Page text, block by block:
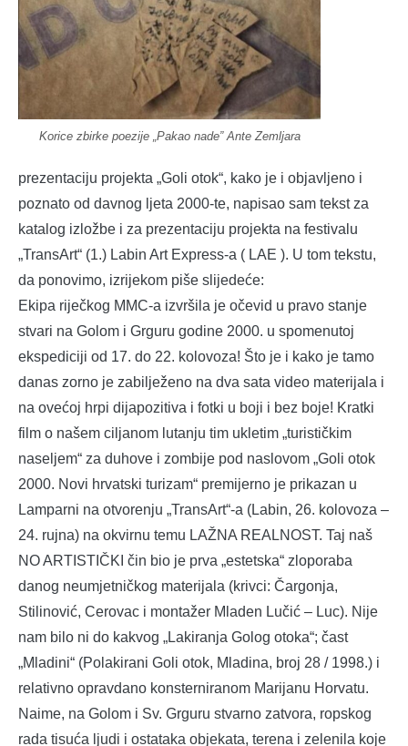
Korice zbirke poezije „Pakao nade” Ante Zemljara
prezentaciju projekta „Goli otok“, kako je i objavljeno i
poznato od davnog ljeta 2000-te, napisao sam tekst za
katalog izložbe i za prezentaciju projekta na festivalu
„TransArt“ (1.) Labin Art Express-a ( LAE ). U tom tekstu,
da ponovimo, izrijekom piše slijedeće:
Ekipa riječkog MMC-a izvršila je očevid u pravo stanje
stvari na Golom i Grguru godine 2000. u spomenutoj
ekspediciji od 17. do 22. kolovoza! Što je i kako je tamo
danas zorno je zabilježeno na dva sata video materijala i
na ovećoj hrpi dijapozitiva i fotki u boji i bez boje! Kratki
film o našem ciljanom lutanju tim ukletim „turističkim
naseljem“ za duhove i zombije pod naslovom „Goli otok
2000. Novi hrvatski turizam“ premijerno je prikazan u
Lamparni na otvorenju „TransArt“-a (Labin, 26. kolovoza –
24. rujna) na okvirnu temu LAŽNA REALNOST. Taj naš
NO ARTISTIČKI čin bio je prva „estetska“ zloporaba
danog neumjetničkog materijala (krivci: Čargonja,
Stilinović, Cerovac i montažer Mladen Lučić – Luc). Nije
nam bilo ni do kakvog „Lakiranja Golog otoka“; čast
„Mladini“ (Polakirani Goli otok, Mladina, broj 28 / 1998.) i
relativno opravdano konsterniranom Marijanu Horvatu.
Naime, na Golom i Sv. Grguru stvarno zatvora, ropskog
rada tisuća ljudi i ostataka objekata, terena i zelenila koje